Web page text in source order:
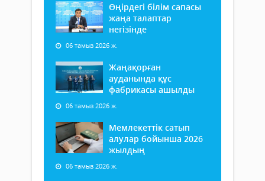
Өңірдегі білім сапасы
жаңа талаптар
негізінде
06 тамыз 2026 ж.
Жаңақорған
ауданында құс
фабрикасы ашылды
06 тамыз 2026 ж.
Мемлекеттік сатып
алулар бойынша 2026
жылдың
06 тамыз 2026 ж.